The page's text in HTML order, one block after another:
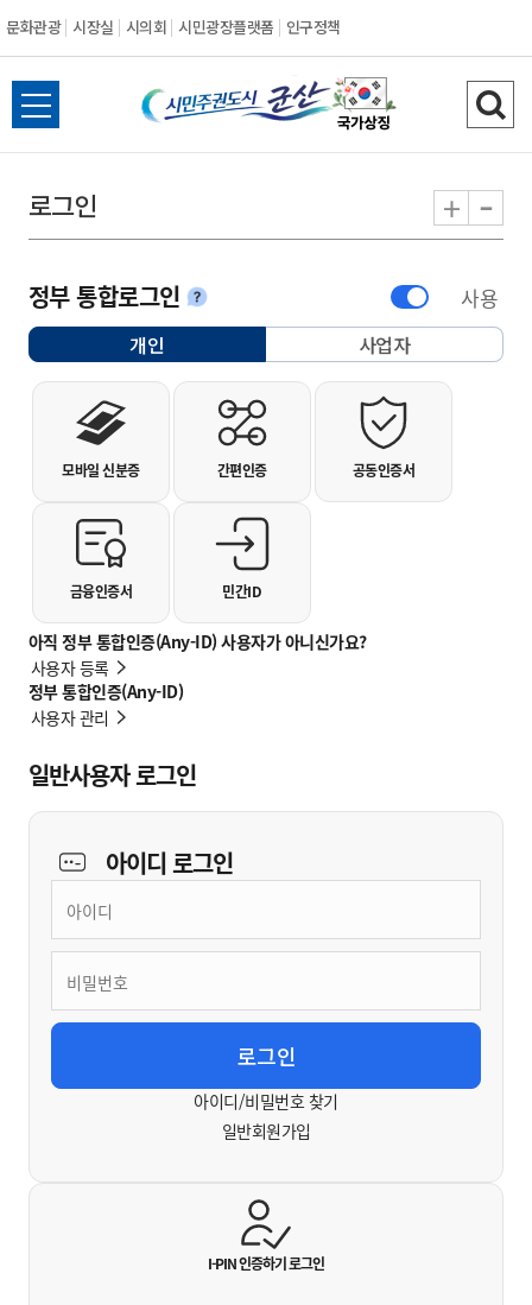
문화관광 시장실 시의회 시민광장플랫폼 인구정책
시민주권도시 군
전체메뉴 열기 검
로그인 + -
정부 통합로그인안내 사용
아직 정부 통합인증(Any-ID) 사용자가 아니신가요?
사용자 등록
정부 통합인증(Any-ID)
사용자 관리
개인선택됨 사업자
개인사용자 로그인
모바일 신분증 간편인증 공동인증서
금융인증서 민간ID
일반사용자 로그인
아이디로그인
아이디/비밀번호 찾기
일반회원가입
I-PIN 인증하기로그인